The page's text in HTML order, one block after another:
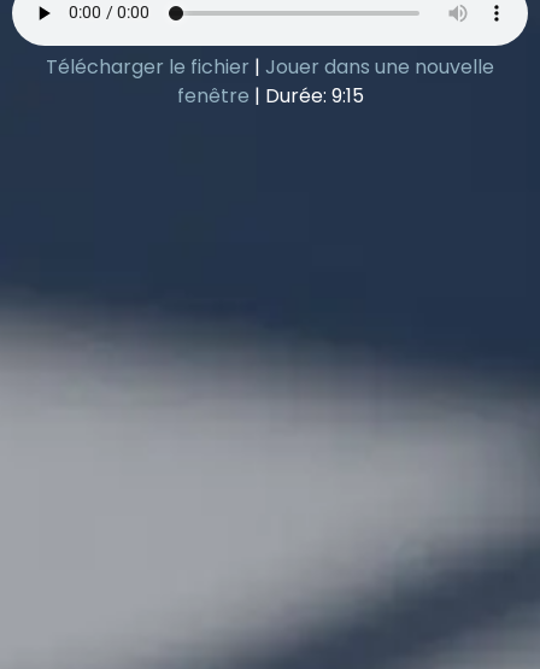
Télécharger le fichier | Jouer dans une nouvelle
fenêtre | Durée: 9:15